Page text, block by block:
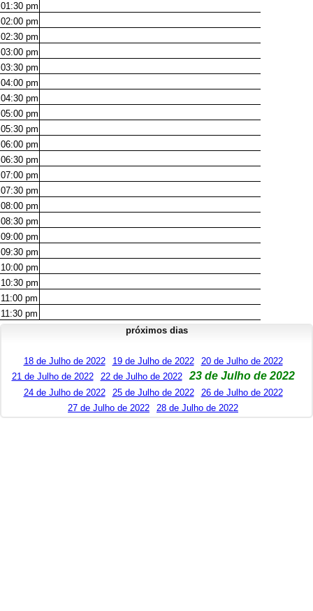
01:30 pm
02:00 pm
02:30 pm
03:00 pm
03:30 pm
04:00 pm
04:30 pm
05:00 pm
05:30 pm
06:00 pm
06:30 pm
07:00 pm
07:30 pm
08:00 pm
08:30 pm
09:00 pm
09:30 pm
10:00 pm
10:30 pm
11:00 pm
11:30 pm
próximos dias
18 de Julho de 2022 19 de Julho de 2022
20 de Julho de 2022
21 de Julho de 2022
22 de Julho de 2022 23 de Julho de 2022
24 de Julho de 2022 25 de Julho de 2022
26 de Julho de 2022
27 de Julho de 2022
28 de Julho de 2022